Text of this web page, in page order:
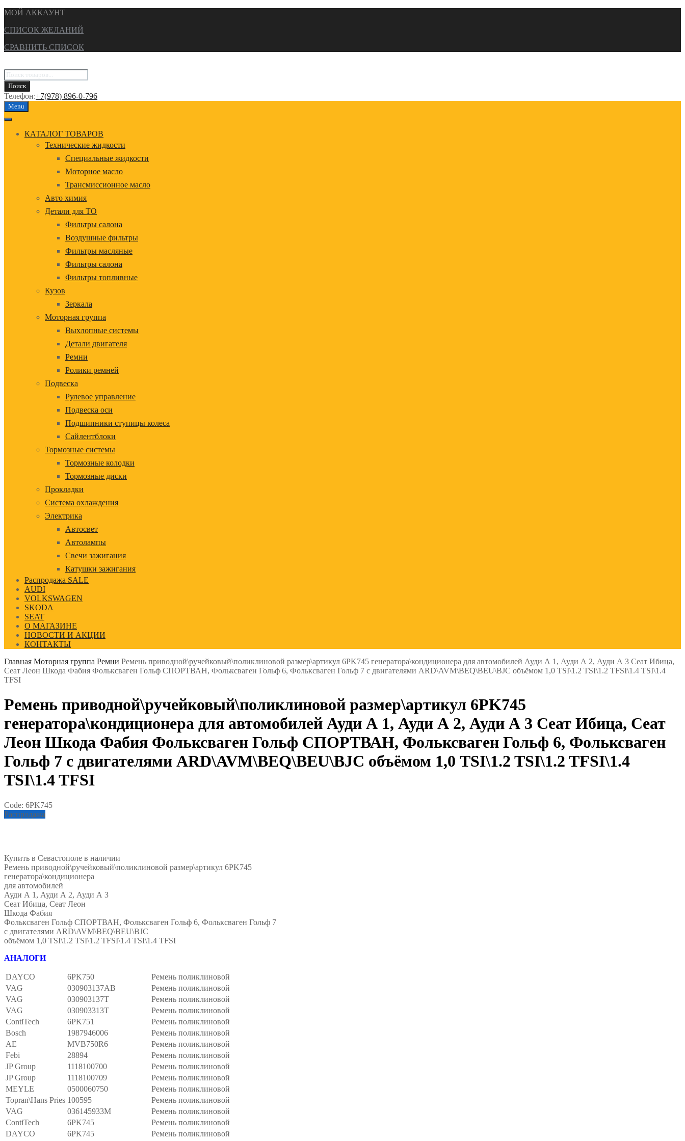
МОЙ АККАУНТ
СПИСОК ЖЕЛАНИЙ
СРАВНИТЬ СПИСОК
Поиск
товаров
Поиск
Телефон:+7(978) 896-0-796
Перейти
к
содержанию
Menu
КАТАЛОГ ТОВАРОВ
Технические жидкости
Специальные жидкости
Моторное масло
Трансмиссионное масло
Авто химия
Детали для ТО
Фильтры салона
Воздушные фильтры
Фильтры масляные
Фильтры салона
Фильтры топливные
Кузов
Зеркала
Моторная группа
Выхлопные системы
Детали двигателя
Ремни
Ролики ремней
Подвеска
Рулевое управление
Подвеска оси
Подшипники ступицы колеса
Сайлентблоки
Тормозные системы
Тормозные колодки
Тормозные диски
Прокладки
Система охлаждения
Электрика
Автосвет
Автолампы
Свечи зажигания
Катушки зажигания
Распродажа SALE
AUDI
VOLKSWAGEN
SKODA
SEAT
О МАГАЗИНЕ
НОВОСТИ И АКЦИИ
КОНТАКТЫ
Главная Моторная группа Ремни Ремень приводной\ручейковый\поликлиновой размер\артикул 6PK745 генератора\кондиционера для автомобилей Ауди А 1, Ауди А 2, Ауди А 3 Сеат Ибица,
Сеат Леон Шкода Фабия Фольксваген Гольф СПОРТВАН, Фольксваген Гольф 6, Фольксваген Гольф 7 с двигателями ARD\AVM\BEQ\BEU\BJC объёмом 1,0 TSI\1.2 TSI\1.2 TFSI\1.4 TSI\1.4
TFSI
Ремень приводной\ручейковый\поликлиновой размер\артикул 6PK745
генератора\кондиционера для автомобилей Ауди А 1, Ауди А 2, Ауди А 3 Сеат Ибица, Сеат
Леон Шкода Фабия Фольксваген Гольф СПОРТВАН, Фольксваген Гольф 6, Фольксваген
Гольф 7 с двигателями ARD\AVM\BEQ\BEU\BJC объёмом 1,0 TSI\1.2 TSI\1.2 TFSI\1.4
TSI\1.4 TFSI
Code: 6PK745
Распродажа
Купить в Севастополе в наличии
Ремень приводной\ручейковый\поликлиновой размер\артикул 6PK745
генератора\кондиционера
для автомобилей
Ауди А 1, Ауди А 2, Ауди А 3
Сеат Ибица, Сеат Леон
Шкода Фабия
Фольксваген Гольф СПОРТВАН, Фольксваген Гольф 6, Фольксваген Гольф 7
с двигателями ARD\AVM\BEQ\BEU\BJC
объёмом 1,0 TSI\1.2 TSI\1.2 TFSI\1.4 TSI\1.4 TFSI
АНАЛОГИ
DAYCO 6PK750
Ремень поликлиновой
VAG
030903137AB
Ремень поликлиновой
VAG
030903137T
Ремень поликлиновой
VAG
030903313T
Ремень поликлиновой
ContiTech
6PK751
Ремень поликлиновой
Bosch
1987946006
Ремень поликлиновой
AE
MVB750R6
Ремень поликлиновой
Febi
28894
Ремень поликлиновой
JP Group
1118100700
Ремень поликлиновой
JP Group
1118100709
Ремень поликлиновой
MEYLE
0500060750
Ремень поликлиновой
Topran\Hans Pries 100595
Ремень поликлиновой
VAG
036145933M
Ремень поликлиновой
ContiTech
6PK745
Ремень поликлиновой
DAYCO
6PK745
Ремень поликлиновой